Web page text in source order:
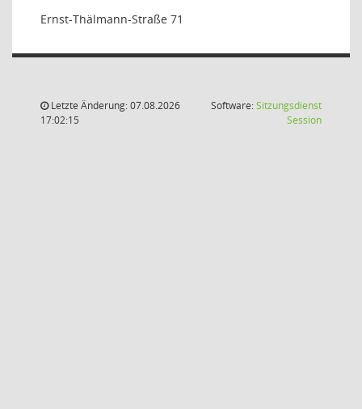
Ernst-Thälmann-Straße 71
Letzte Änderung: 07.08.2026
17:02:15
Software:Sitzungsdienst
Session(Wird in